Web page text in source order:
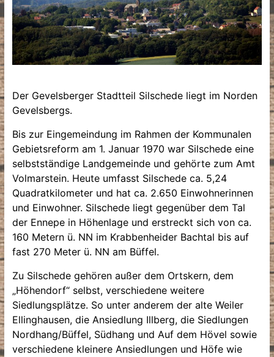
Der Gevelsberger Stadtteil Silschede liegt im Norden
Gevelsbergs.
Bis zur Eingemeindung im Rahmen der Kommunalen
Gebietsreform am 1. Januar 1970 war Silschede eine
selbstständige Landgemeinde und gehörte zum Amt
Volmarstein. Heute umfasst Silschede ca. 5,24
Quadratkilometer und hat ca. 2.650 Einwohnerinnen
und Einwohner. Silschede liegt gegenüber dem Tal
der Ennepe in Höhenlage und erstreckt sich von ca.
160 Metern ü. NN im Krabbenheider Bachtal bis auf
fast 270 Meter ü. NN am Büffel.
Zu Silschede gehören außer dem Ortskern, dem
„Höhendorf“ selbst, verschiedene weitere
Siedlungsplätze. So unter anderem der alte Weiler
Ellinghausen, die Ansiedlung Illberg, die Siedlungen
Nordhang/Büffel, Südhang und Auf dem Hövel sowie
verschiedene kleinere Ansiedlungen und Höfe wie